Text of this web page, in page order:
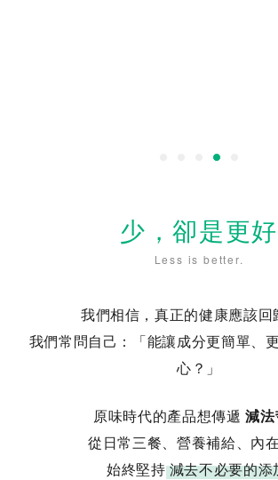
少，卻是更好
Less is better.
我們相信，真正的健康應該回
我們常問自己：「能讓成分更簡單、
心？」
原味時代的產品想傳遞減
從日常三餐、營養補給、內
始終堅持 減去不必要的添